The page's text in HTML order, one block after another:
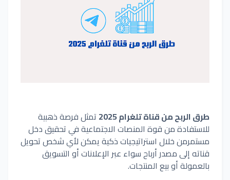
طرق الربح من قناة تلغرام2025 تمثل فرصة ذهبية
للاستفادة من قوة المنصات الاجتماعية في تحقيق دخل
مستمرمن خلال استراتيجيات ذكية يمكن لأي شخص تحويل
قناته إلى مصدر أرباح سواء عبر الإعلانات أو التسويق
بالعمولة أو بيع المنتجات.